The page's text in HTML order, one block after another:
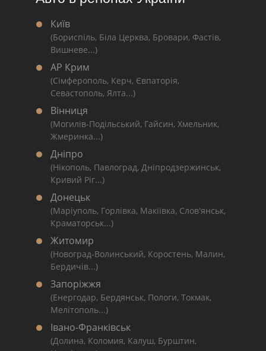
Київ
(Бориспіль, Біла Церква, Бровари, Фастів,
Вишневе...)
АР Крим
(Сімферополь, Керч, Євпаторія,
Севастополь, Ялта...)
Вінниця
(Могилів-Подільський, Гайсин, Хмельник,
Жмеринка...)
Дніпро
(Нікополь, Павлоград, Дніпродзержинськ,
Кривий Ріг...)
Донецьк
(Маріуполь, Горлівка, Макіївка, Слов'янськ,
Краматорськ...)
Житомир
(Новоград-Волинський, Коростень, Малин,
Бердичів...)
Запоріжжя
(Енергодар, Бердянськ, Пологи, Токмак,
Мелітополь...)
Івано-Франківськ
(Долина, Коломия, Калуш, Бурштин,